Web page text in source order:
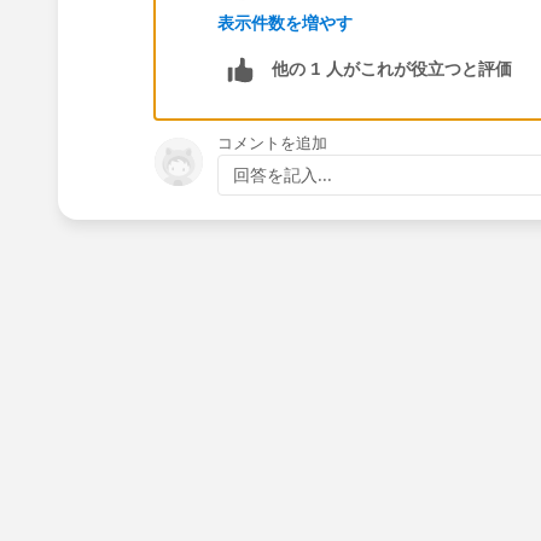
# CC Rank
# CR Rank
# F Rank
User ranking based on number of
# Likes Received Rank
User ranking based on number of likes
表示件数を増やす
他の 1 人がこれが役立つと評価
コメントを追加
回答を記入...